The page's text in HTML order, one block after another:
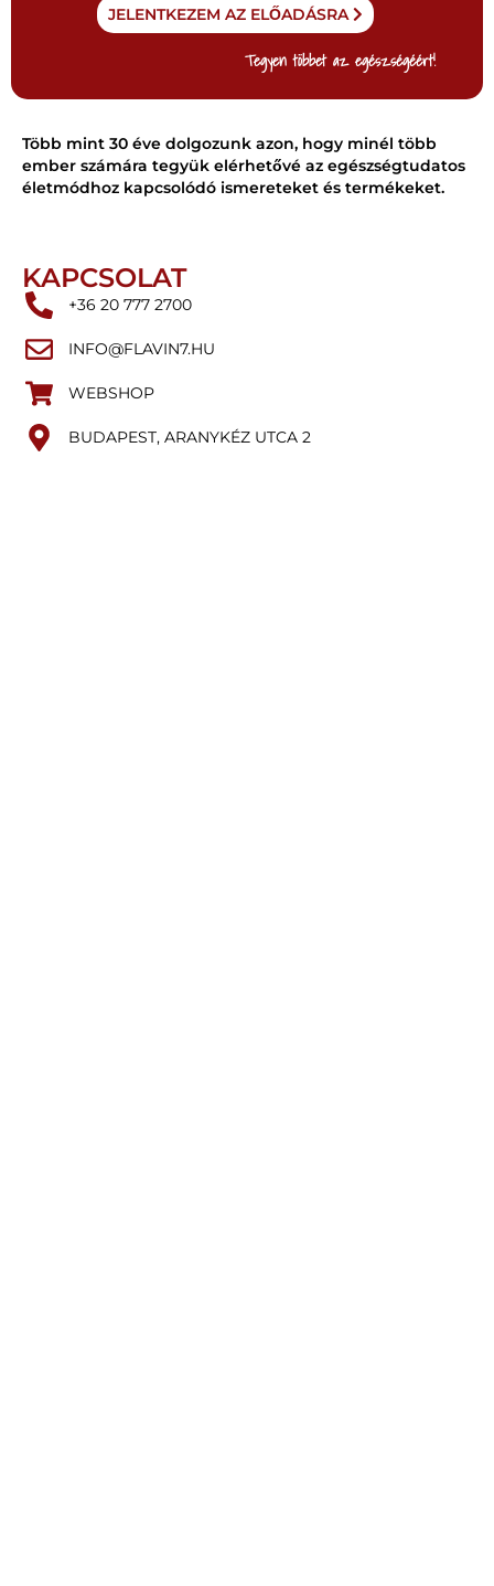
Tegyen többet az egészségéért!
JELENTKEZEM AZ ELŐADÁSRA
Több mint 30 éve dolgozunk azon, hogy minél több
ember számára tegyük elérhetővé az egészségtudatos
életmódhoz kapcsolódó ismereteket és termékeket.
KAPCSOLAT
+36 20 777 2700
INFO@FLAVIN7.HU
WEBSHOP
BUDAPEST, ARANYKÉZ UTCA 2